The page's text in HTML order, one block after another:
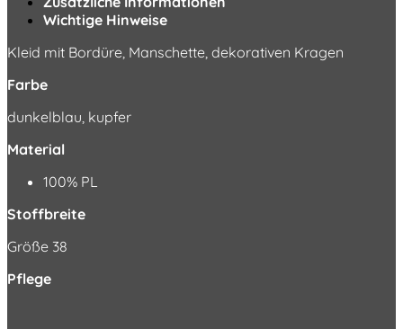
Wichtige Hinweise
Kleid mit Bordüre, Manschette, dekorativen Kragen
Farbe
dunkelblau, kupfer
Material
100% PL
Stoffbreite
Größe 38
Pflege